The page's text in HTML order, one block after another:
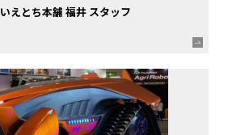
いえとち本舗 福井 スタッフ